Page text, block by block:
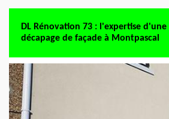
DL Rénovation 73 : l'expertise
décapage de façade à Montpascal